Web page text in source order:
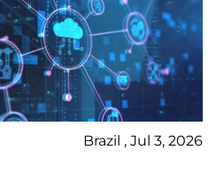
Brazil , Jul 3, 2026